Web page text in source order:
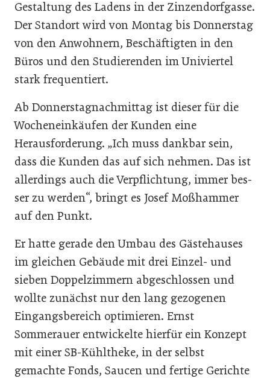
Gestaltung des Ladens in der Zinzendorfgasse.
Der Standort wird von Montag bis Donnerstag
von den Anwohnern, Beschäftigten in den
Büros und den Studierenden im Univiertel
stark frequentiert.
Ab Donnerstagnachmittag ist dieser für die
Wocheneinkäufen der Kunden eine
Herausforderung. „Ich muss dankbar sein,
dass die Kunden das auf sich nehmen. Das ist
allerdings auch die Verpflichtung, immer bes-
ser zu werden“, bringt es Josef Moßhammer
auf den Punkt.
Er hatte gerade den Umbau des Gästehauses
im gleichen Gebäude mit drei Einzel- und
sieben Doppelzimmern abgeschlossen und
wollte zunächst nur den lang gezogenen
Eingangsbereich optimieren. Ernst
Sommerauer entwickelte hierfür ein Konzept
mit einer SB-Kühltheke, in der selbst
gemachte Fonds, Saucen und fertige Gerichte